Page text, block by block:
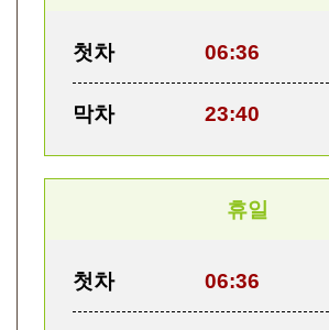
첫차 06:36
막차 23:40
휴일
첫차 06:36